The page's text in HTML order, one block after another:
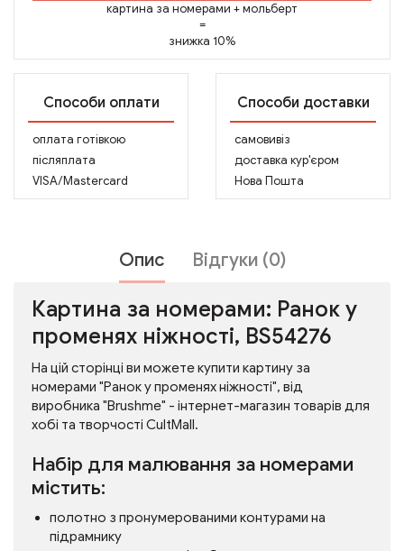
картина за номерами +мольберт
=
знижка 10%
Способи оплати
оплата готівкою
післяплата
VISA/Mastercard
Способи доставки
самовивіз
доставка кур'єром
Нова Пошта
Опис Відгуки (0)
Картина за номерами: Ранок у
променях ніжності, BS54276
На цій сторінці ви можете купити картину за
номерами "Ранок у променях ніжності", від
виробника "Brushme" - інтернет-магазин товарів для
хобі та творчості CultMall.
Набір для малювання за номерами
містить:
полотно з пронумерованими контурами на
підрамнику